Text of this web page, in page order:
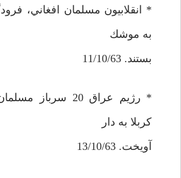
* انقلابيون مسلمان افغاني،
به موشك
بستند. 11/10/63
* رژيم عراق 20
كربلا به دار
آويخت. 13/10/63